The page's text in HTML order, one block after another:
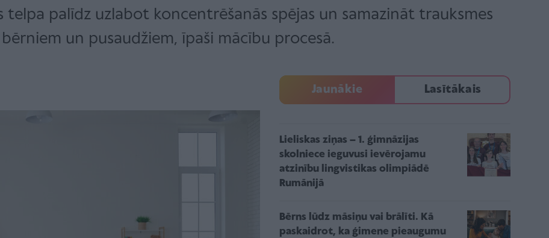
palīdz uzlabot koncentrēšanās spējas un samazināt trauksmes
un pusaudžiem, īpaši mācību procesā.
Jaunākie Lasītākais
Lieliskas ziņas – 1. ģimnāzijas
skolniece ieguvusi ievērojamu
atzinību lingvistikas olimpiādē
Rumānijā
Bērns lūdz māsiņu vai brālīti. Kā
paskaidrot, ka ģimene pieaugumu